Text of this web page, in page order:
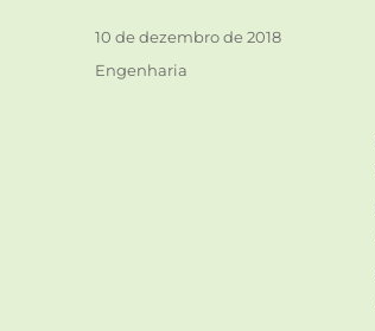
Publicado
em
10 de dezembro de 2018
Categorias
Engenharia